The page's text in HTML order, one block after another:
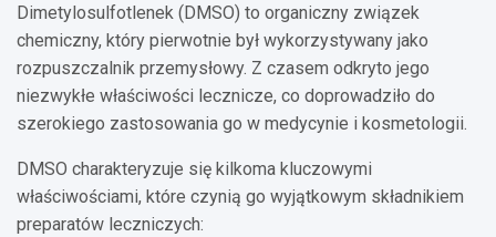
Dimetylosulfotlenek (DMSO) to organiczny związek
chemiczny, który pierwotnie był wykorzystywany jako
rozpuszczalnik przemysłowy. Z czasem odkryto jego
niezwykłe właściwości lecznicze, co doprowadziło do
szerokiego zastosowania go w medycynie i kosmetologii.
DMSO charakteryzuje się kilkoma kluczowymi
właściwościami, które czynią go wyjątkowym składnikiem
preparatów leczniczych: